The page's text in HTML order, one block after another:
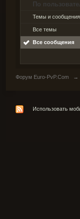
По
Темы и сообщения
Все темы
Все сообщения
Форум Euro-PvP.Com →
Использовать